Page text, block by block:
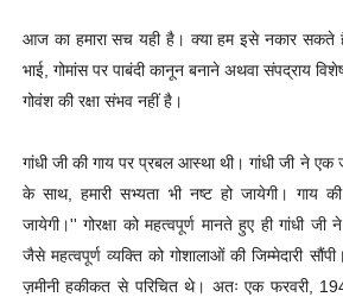
आज का हमारा सच यही है। क्या हम इसे नकार सकते
भाई, गोमांस पर पाबंदी कानून बनाने अथवा संपद्राय
गोवंश की रक्षा संभव नहीं है।
गांधी जी की गाय पर प्रबल आस्था थी। गांधी जी ने
के साथ, हमारी सभ्यता भी नष्ट हो जायेगी। गाय की
जायेगी।'' गोरक्षा को महत्वपूर्ण मानते हुए ही गांधी
जैसे महत्वपूर्ण व्यक्ति को गोशालाओं की जिम्मेदारी
ज़मीनी हकीकत से परिचित थे। अतः एक फरवरी,